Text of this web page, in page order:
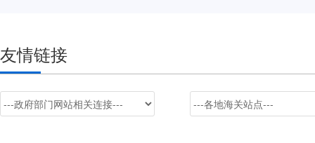
友情链接